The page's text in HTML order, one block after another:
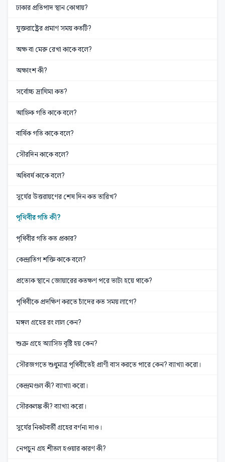
ঢাকার প্রতিপাদ স্থান কোথায়?
যুক্তরাষ্ট্রের প্রমাণ সময় কতটি?
অক্ষ বা মেরু রেখা কাকে বলে?
অক্ষাংশ কী?
সর্বোচ্চ দ্রাঘিমা কত?
আহ্নিক গতি কাকে বলে?
বার্ষিক গতি কাকে বলে?
সৌরদিন কাকে বলে?
অধিবর্ষ কাকে বলে?
সূর্যের উত্তরায়ণের শেষ দিন কত তারিখ?
পৃথিবীর গতি কী?
পৃথিবীর গতি কত প্রকার?
কেন্দ্রাতিগ শক্তি কাকে বলে?
প্রত্যেক স্থানে জোয়ারের কতক্ষণ পরে ভাটা হয়ে থাকে?
পৃথিবীকে প্রদক্ষিণ করতে চাঁদের কত সময় লাগে?
মঙ্গল গ্রহের রং লাল কেন?
শুক্র গ্রহে অ্যাসিড বৃষ্টি হয় কেন?
সৌরজগতে শুধুমাত্র পৃথিবীতেই প্রাণী বাস করতে পারে কেন? ব্যাখ্যা করো।
কেন্দ্রমণ্ডল কী? ব্যাখ্যা করো।
সৌরকলঙ্ক কী? ব্যাখ্যা করো।
সূর্যের নিকটবর্তী গ্রহের বর্ণনা দাও।
নেপচুন গ্রহ শীতল হওয়ার কারণ কী?